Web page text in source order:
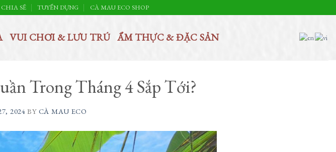
SẼ TUYỂN DỤNG CÀ MAU ECO SHOP
VUI CHƠI & LƯU TRÚ ẨM THỰC & ĐẶC SẢN
Trong Tháng 4 Sắp Tới?
2024 BY CÀ MAU ECO